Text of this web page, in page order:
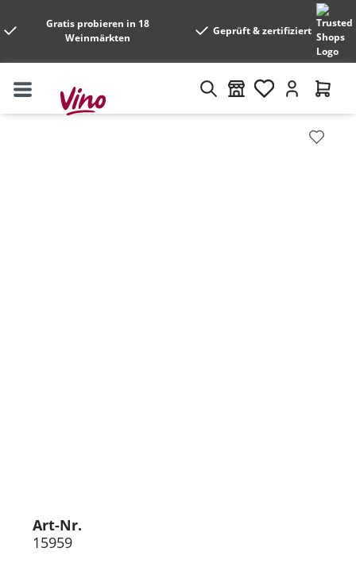
Gratis probieren in 18
Weinmärkten
Geprüft & zertifiziert
Art-Nr.
15959